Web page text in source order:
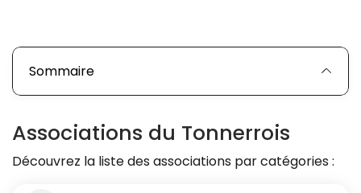
Sommaire
Associations du Tonnerrois
Découvrez la liste des associations par catégories :